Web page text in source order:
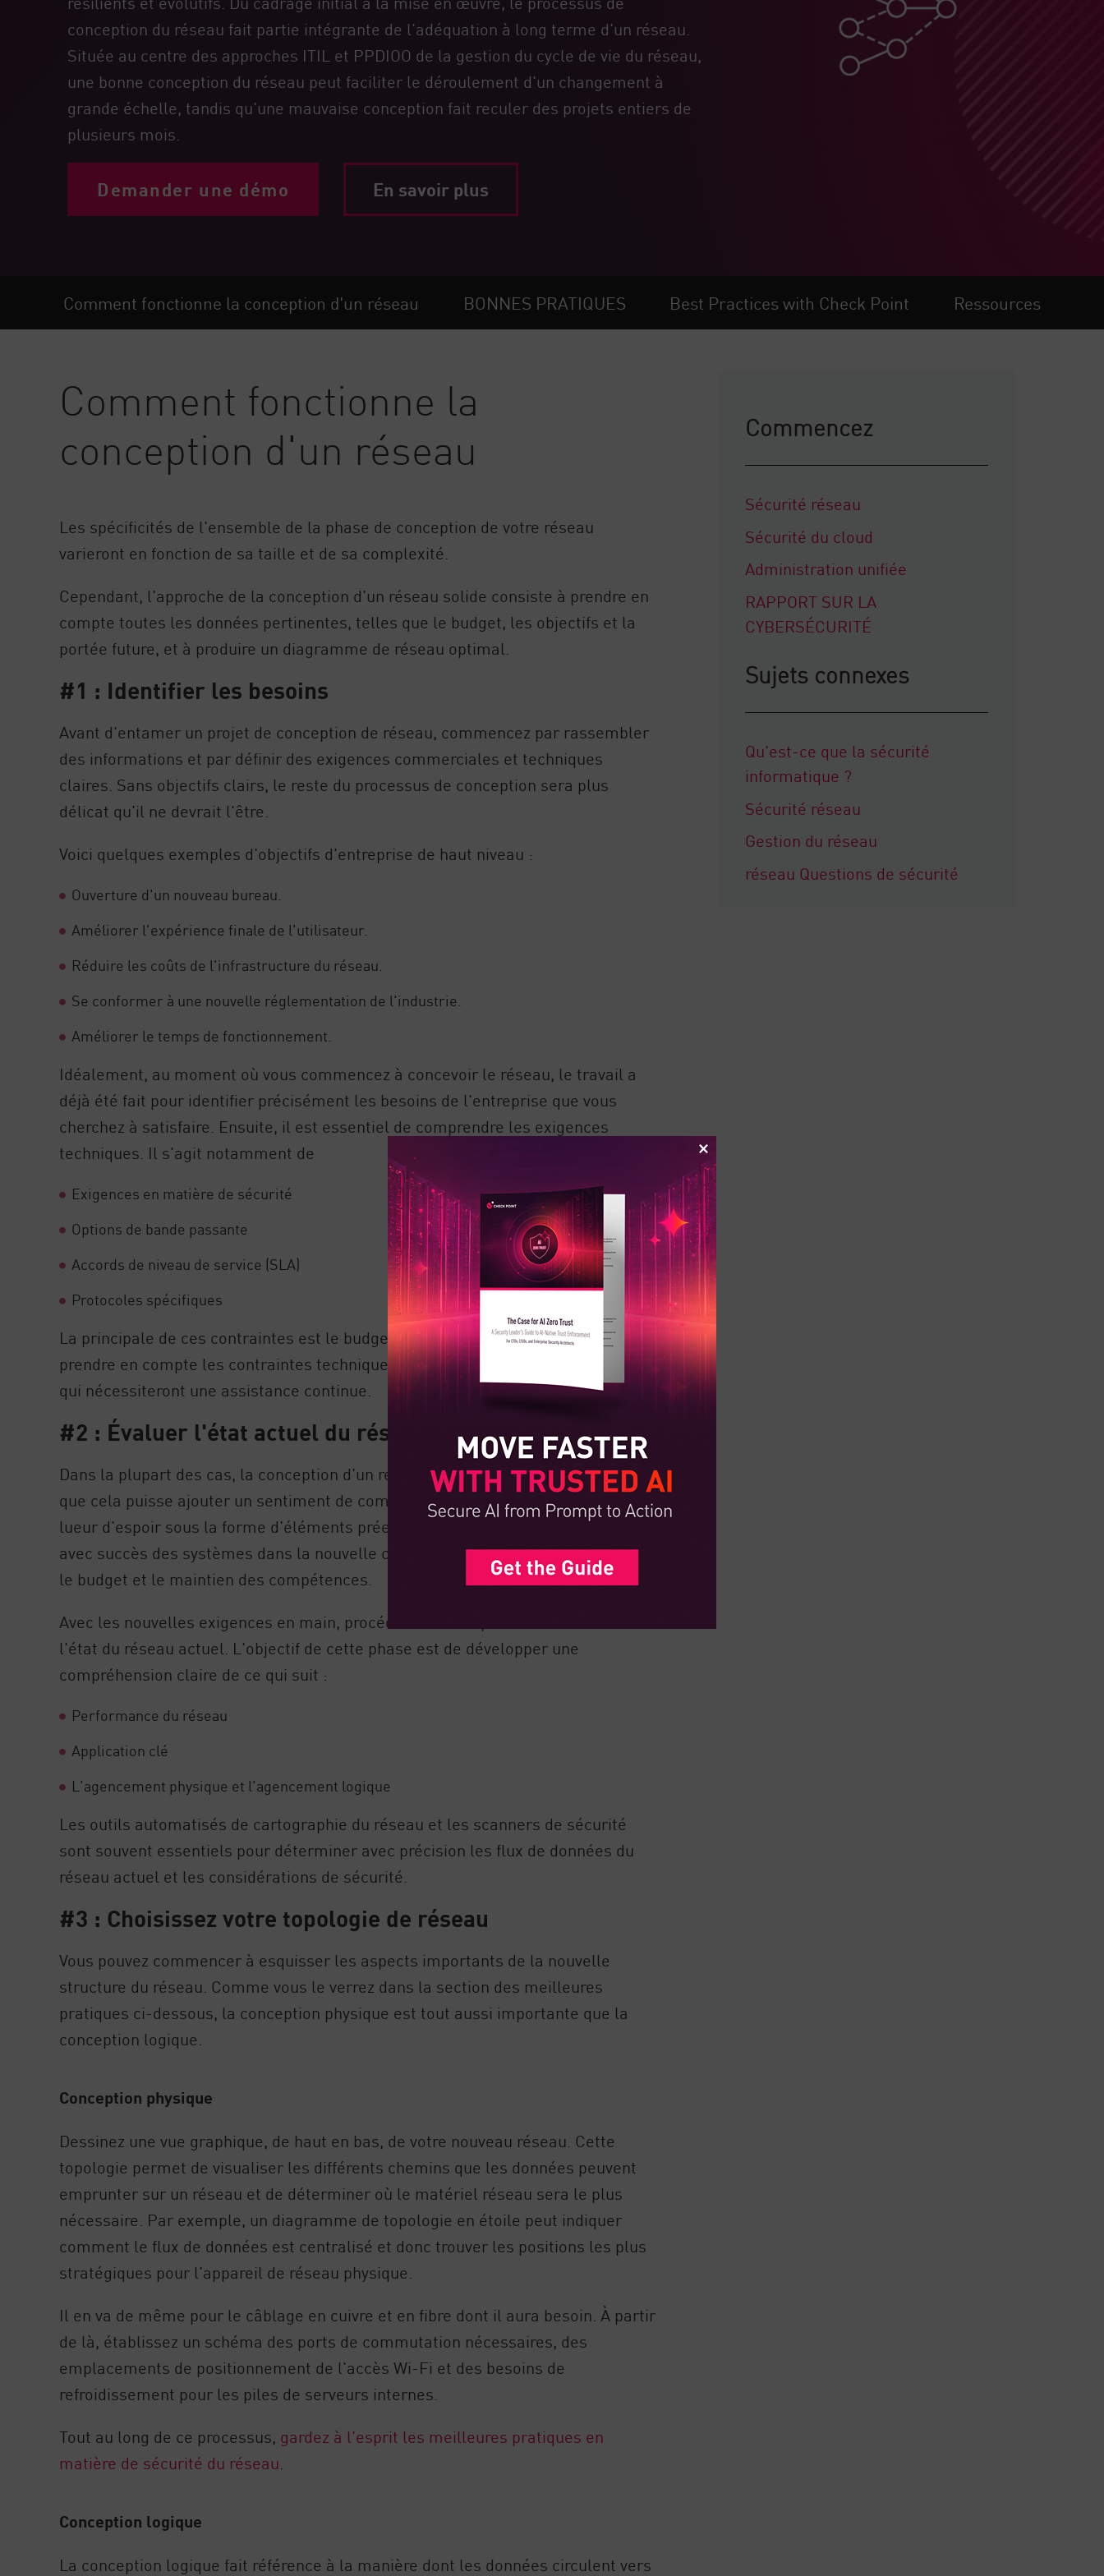
Poste
Navigation
Modèle SaaS
GESTION DE L'EXPOSITION
Renseignements sur les menaces
Exposure Prioritization
Cyber Asset Attack Surface Management
Remédiation sûre
conception du réseau fait partie intégrante de l'adéquation à long terme d'un réseau.
Située au centre des approches ITIL et PPDIOO de la gestion du cycle de vie du réseau,
une bonne conception du réseau peut faciliter le déroulement d'un changement à
grande échelle, tandis qu'une mauvaise conception fait reculer des projets entiers de
plusieurs mois.
Demander une démo En savoir plus
Comment fonctionne la conception d'un réseau BONNES PRATIQUES Best Practices with Check Point Ressources
Comment fonctionne la
conception d'un réseau
Les spécificités de l'ensemble de la phase de conception de votre réseau
varieront en fonction de sa taille et de sa complexité.
Cependant, l'approche de la conception d'un réseau solide consiste à prendre en
compte toutes les données pertinentes, telles que le budget, les objectifs et la
portée future, et à produire un diagramme de réseau optimal.
#1 : Identifier les besoins
Avant d'entamer un projet de conception de réseau, commencez par rassembler
des informations et par définir des exigences commerciales et techniques
claires. Sans objectifs clairs, le reste du processus de conception sera plus
délicat qu'il ne devrait l'être.
Voici quelques exemples d'objectifs d'entreprise de haut niveau :
Ouverture d'un nouveau bureau.
Améliorer l'expérience finale de l'utilisateur.
Réduire les coûts de l'infrastructure du réseau.
Se conformer à une nouvelle réglementation de l'industrie.
Améliorer le temps de fonctionnement.
Idéalement, au moment où vous commencez à concevoir le réseau, le travail a
déjà été fait pour identifier précisément les besoins de l'entreprise que vous
cherchez à satisfaire. Ensuite, il est essentiel de comprendre les exigences
techniques. Il s'agit notamment de
Exigences en matière de sécurité
Options de bande passante
Accords de niveau de service (SLA)
Protocoles spécifiques
La principale de ces contraintes est le budget, mais vous devez également
prendre en compte les contraintes techniques, telles que les systèmes existants
qui nécessiteront une assistance continue.
#2 : Évaluer l'état actuel du réseau
Dans la plupart des cas, la conception d'un réseau est un processus itératif. Bien
que cela puisse ajouter un sentiment de complexité, cela présente souvent une
lueur d'espoir sous la forme d'éléments préexistants - conserver et réimplanter
avec succès des systèmes dans la nouvelle conception est une opportunité pour
le budget et le maintien des compétences.
Avec les nouvelles exigences en main, procédez à une inspection minutieuse de
l'état du réseau actuel. L'objectif de cette phase est de développer une
compréhension claire de ce qui suit :
Performance du réseau
Application clé
L'agencement physique et l'agencement logique
Les outils automatisés de cartographie du réseau et les scanners de sécurité
sont souvent essentiels pour déterminer avec précision les flux de données du
réseau actuel et les considérations de sécurité.
#3 : Choisissez votre topologie de réseau
Vous pouvez commencer à esquisser les aspects importants de la nouvelle
structure du réseau. Comme vous le verrez dans la section des meilleures
pratiques ci-dessous, la conception physique est tout aussi importante que la
conception logique.
Conception physique
Dessinez une vue graphique, de haut en bas, de votre nouveau réseau. Cette
topologie permet de visualiser les différents chemins que les données peuvent
emprunter sur un réseau et de déterminer où le matériel réseau sera le plus
nécessaire. Par exemple, un diagramme de topologie en étoile peut indiquer
comment le flux de données est centralisé et donc trouver les positions les plus
stratégiques pour l'appareil de réseau physique.
Il en va de même pour le câblage en cuivre et en fibre dont il aura besoin. À partir
de là, établissez un schéma des ports de commutation nécessaires, des
emplacements de positionnement de l'accès Wi-Fi et des besoins de
refroidissement pour les piles de serveurs internes.
Tout au long de ce processus, gardez à l'esprit les meilleures pratiques en
matière de sécurité du réseau
Conception logique
La conception logique fait référence à la manière dont les données circulent vers
Commencez
Sécurité réseau
Sécurité du cloud
Administration unifiée
RAPPORT SUR LA
CYBERSÉCURITÉ
Sujets connexes
Qu'est-ce que la sécurité
informatique ?
Sécurité réseau
Gestion du réseau
réseau Questions de sécurité